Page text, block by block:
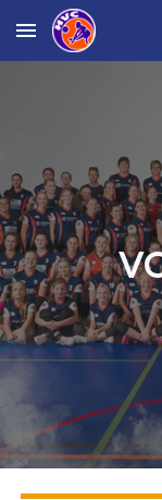
Skip to main content